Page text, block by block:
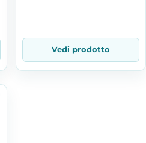
Vedi prodotto